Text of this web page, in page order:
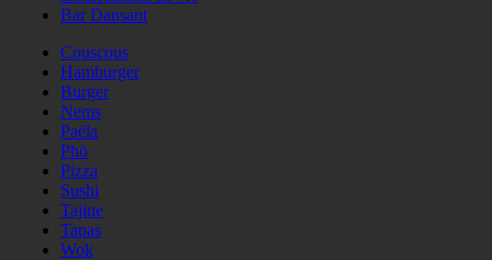
Bar Dansant
Couscous
Hamburger
Burger
Nems
Paëla
Phö
Pizza
Sushi
Tajine
Tapas
Wok